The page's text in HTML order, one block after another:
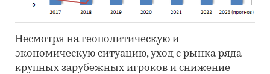
Несмотря на геополитическую и
экономическую ситуацию, уход с рынка ряда
крупных зарубежных игроков и снижение